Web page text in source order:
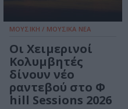
ΜΟΥΣΙΚΗ / ΜΟΥΣΙΚΑ ΝΕΑ
Οι Χειμερινοί
Κολυμβητές
δίνουν νέο
ραντεβού στο Φ
hill Sessions 2026